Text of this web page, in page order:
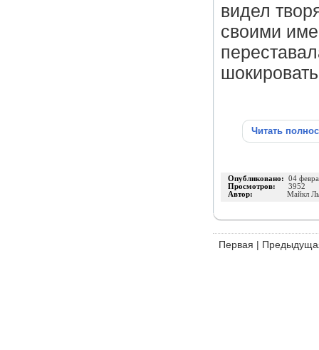
видел
своими
Читать
Опубликовано: 04
Просмотров: 3952
Автор: Майкл
Первая |